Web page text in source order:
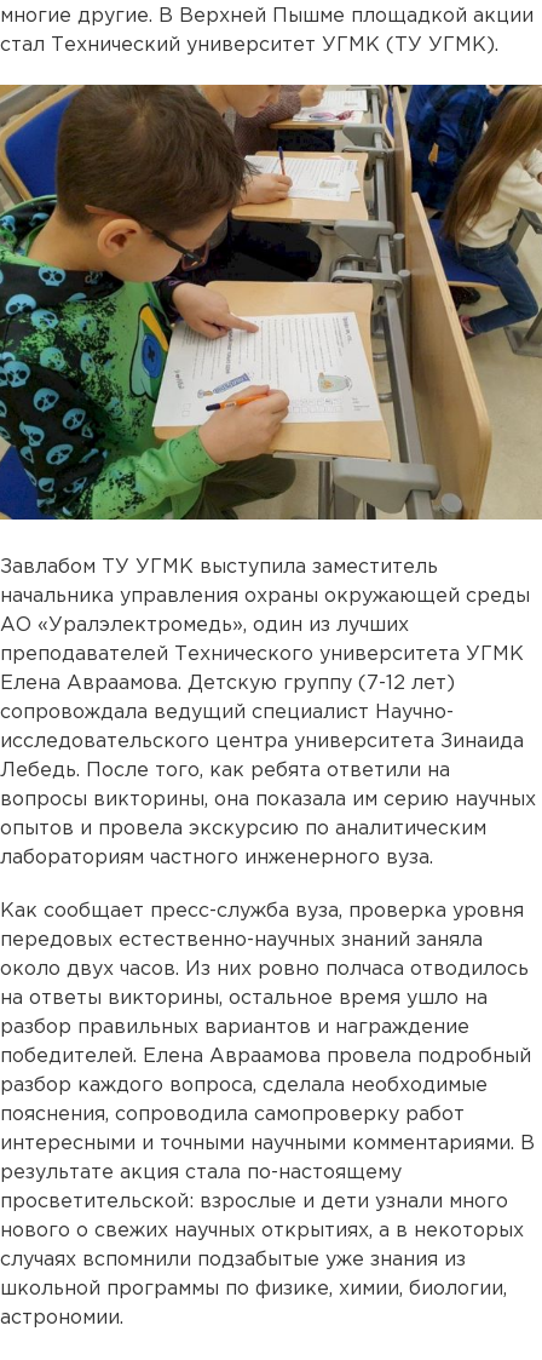
многие другие. В Верхней Пышме площадкой акции
стал Технический университет УГМК (ТУ УГМК).
Завлабом ТУ УГМК выступила заместитель
начальника управления охраны окружающей среды
АО «Уралэлектромедь», один из лучших
преподавателей Технического университета УГМК
Елена Авраамова. Детскую группу (7-12 лет)
сопровождала ведущий специалист Научно-
исследовательского центра университета Зинаида
Лебедь. После того, как ребята ответили на
вопросы викторины, она показала им серию научных
опытов и провела экскурсию по аналитическим
лабораториям частного инженерного вуза.
Как сообщает пресс-служба вуза, проверка уровня
передовых естественно-научных знаний заняла
около двух часов. Из них ровно полчаса отводилось
на ответы викторины, остальное время ушло на
разбор правильных вариантов и награждение
победителей. Елена Авраамова провела подробный
разбор каждого вопроса, сделала необходимые
пояснения, сопроводила самопроверку работ
интересными и точными научными комментариями. В
результате акция стала по-настоящему
просветительской: взрослые и дети узнали много
нового о свежих научных открытиях, а в некоторых
случаях вспомнили подзабытые уже знания из
школьной программы по физике, химии, биологии,
астрономии.